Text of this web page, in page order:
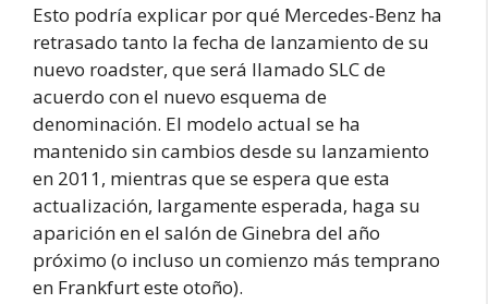
Esto podría explicar por qué Mercedes-Benz ha
retrasado tanto la fecha de lanzamiento de su
nuevo roadster, que será llamado SLC de
acuerdo con el nuevo esquema de
denominación. El modelo actual se ha
mantenido sin cambios desde su lanzamiento
en 2011, mientras que se espera que esta
actualización, largamente esperada, haga su
aparición en el salón de Ginebra del año
próximo (o incluso un comienzo más temprano
en Frankfurt este otoño).